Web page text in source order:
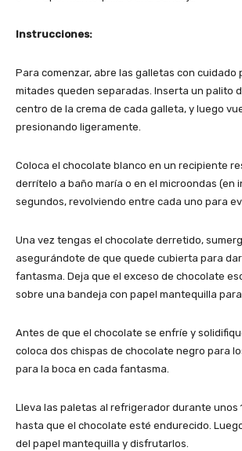
Instrucciones:
Para comenzar, abre las galletas con cuidado
mitades queden separadas. Inserta un palito
centro de la crema de cada galleta, y luego
presionando ligeramente.
Coloca el chocolate blanco en un recipiente
derrítelo a baño maría o en el microondas (en
segundos, revolviendo entre cada uno para
Una vez tengas el chocolate derretido,
asegurándote de que quede cubierta para
fantasma. Deja que el exceso de chocolate
sobre una bandeja con papel mantequilla
Antes de que el chocolate se enfríe y
coloca dos chispas de chocolate negro para
para la boca en cada fantasma.
Lleva las paletas al refrigerador durante unos
hasta que el chocolate esté endurecido.
del papel mantequilla y disfrutarlos.